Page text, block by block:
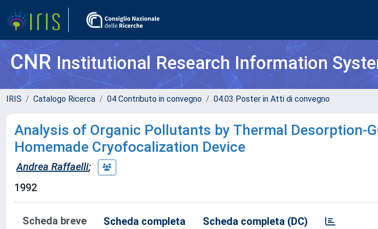
CNRInstitutional Research Information
IRIS Catalogo Ricerca 04 Contributo in convegno 04.03 Poster in Atti di convegno
Analysis of Organic Pollutants by Thermal Desorption-
Homemade Cryofocalization Device
Andrea Raffaelli;
1992
Scheda breve Scheda completa Scheda completa (DC)